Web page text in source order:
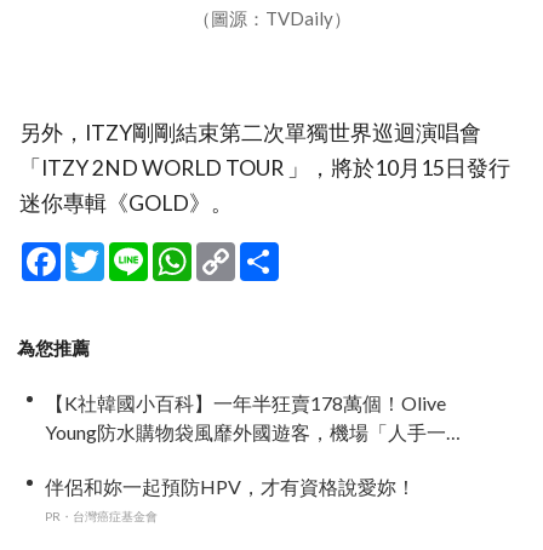
（圖源：TVDaily）
另外，ITZY剛剛結束第二次單獨世界巡迴演唱會
「ITZY 2ND WORLD TOUR 」，將於10月15日發行
迷你專輯《GOLD》。
Facebook
TwitterLine WhatsApp
Copy
Link
為您推薦
【K社韓國小百科】一年半狂賣178萬個！Olive
Young防水購物袋風靡外國遊客，機場「人手一
伴侶和妳一起預防HPV，才有資格說愛妳！
PR・台灣癌症基金會